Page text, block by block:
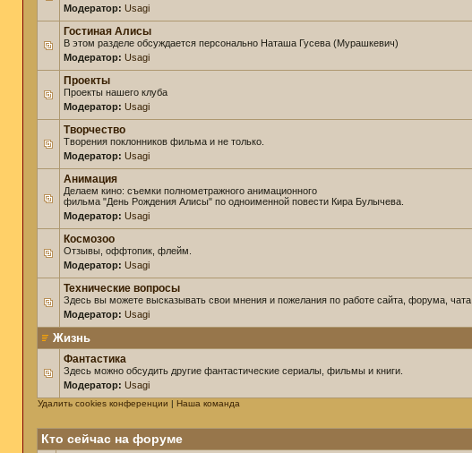
Модератор: Usagi
Гостиная Алисы
В этом разделе обсуждается персонально Наташа Гусева (Мурашкевич)
Модератор: Usagi
Проекты
Проекты нашего клуба
Модератор: Usagi
Творчество
Творения поклонников фильма и не только.
Модератор: Usagi
Анимация
Делаем кино: съемки полнометражного анимационного
фильма "День Рождения Алисы" по одноименной повести Кира Булычева.
Модератор: Usagi
Космозоо
Отзывы, оффтопик, флейм.
Модератор: Usagi
Технические вопросы
Здесь вы можете высказывать свои мнения и пожелания по работе сайта, форума, чата.
Модератор: Usagi
Жизнь
Фантастика
Здесь можно обсудить другие фантастические сериалы, фильмы и книги.
Модератор: Usagi
Удалить cookies конференции | Наша команда
Кто сейчас на форуме